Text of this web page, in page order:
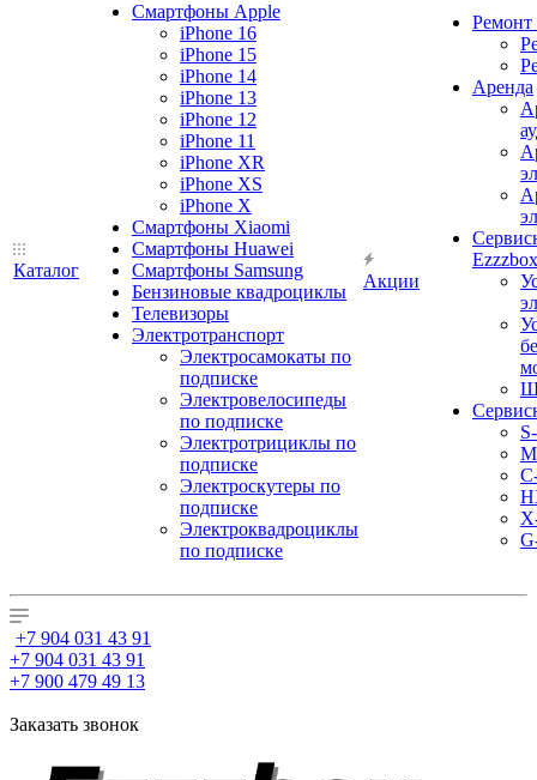
Каталог
Смартфоны Apple
iPhone 16
iPhone 15
iPhone 14
iPhone 13
iPhone 12
iPhone 11
iPhone XR
iPhone XS
iPhone X
Смартфоны Xiaomi
Смартфоны Huawei
Смартфоны Samsung
Бензиновые квадроциклы
Телевизоры
Электротранспорт
Электросамокаты по
подписке
Электровелосипеды
по подписке
Электротрициклы по
подписке
Электроскутеры по
подписке
Электроквадроциклы
по подписке
Акции
Ремонт
Аренда
Ezzzbox
+7 904 031 43 91
+7 904 031 43 91
+7 900 479 49 13
Заказать звонок